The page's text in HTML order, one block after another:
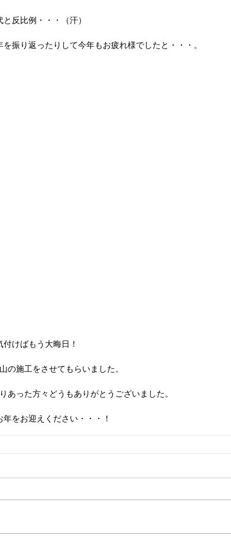
と反比例・・・（汗）
振り返ったりして今年もお疲れ様でしたと・・・。
付けばもう大晦日！
の施工をさせてもらいました。
あった方々どうもありがとうございました。
年をお迎えください・・・！